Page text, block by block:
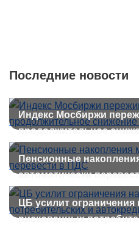
Последние новости
Индекс Мосбиржи
продолжительное
13 лет
Пенсионные
автоматически
ЦБ усилит ограничения
рискованных